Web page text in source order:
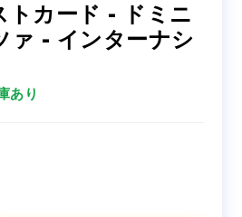
トカード - ドミニ
ァ - インターナシ
あり